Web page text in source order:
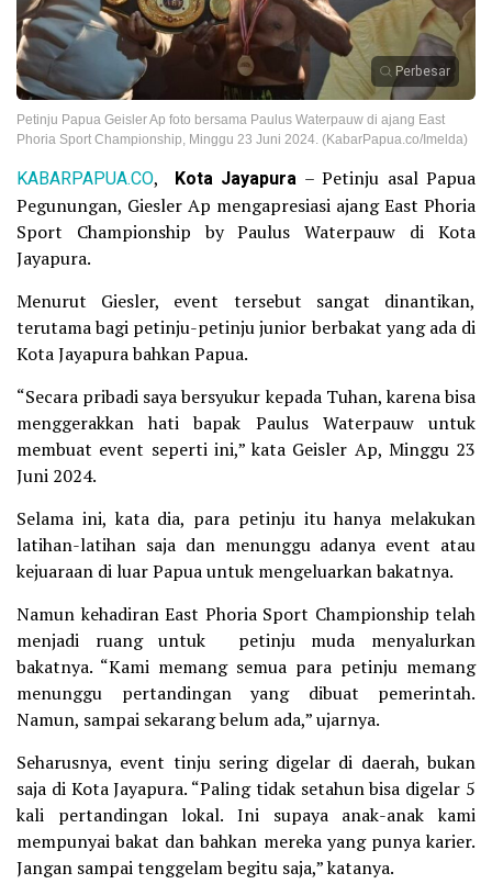
Perbesar
Petinju Papua Geisler Ap foto bersama Paulus Waterpauw di ajang East
Phoria Sport Championship, Minggu 23 Juni 2024. (KabarPapua.co/Imelda)
KABARPAPUA.CO, Kota Jayapura – Petinju asal Papua
Pegunungan, Giesler Ap mengapresiasi ajang East Phoria
Sport Championship by Paulus Waterpauw di Kota
Jayapura.
Menurut Giesler, event tersebut sangat dinantikan,
terutama bagi petinju-petinju junior berbakat yang ada di
Kota Jayapura bahkan Papua.
“Secara pribadi saya bersyukur kepada Tuhan, karena bisa
menggerakkan hati bapak Paulus Waterpauw untuk
membuat event seperti ini,” kata Geisler Ap, Minggu 23
Juni 2024.
Selama ini, kata dia, para petinju itu hanya melakukan
latihan-latihan saja dan menunggu adanya event atau
kejuaraan di luar Papua untuk mengeluarkan bakatnya.
Namun kehadiran East Phoria Sport Championship telah
menjadi ruang untuk petinju muda menyalurkan
bakatnya. “Kami memang semua para petinju memang
menunggu pertandingan yang dibuat pemerintah.
Namun, sampai sekarang belum ada,” ujarnya.
Seharusnya, event tinju sering digelar di daerah, bukan
saja di Kota Jayapura. “Paling tidak setahun bisa digelar 5
kali pertandingan lokal. Ini supaya anak-anak kami
mempunyai bakat dan bahkan mereka yang punya karier.
Jangan sampai tenggelam begitu saja,” katanya.